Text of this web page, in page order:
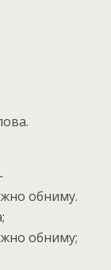
обниму.
обниму;